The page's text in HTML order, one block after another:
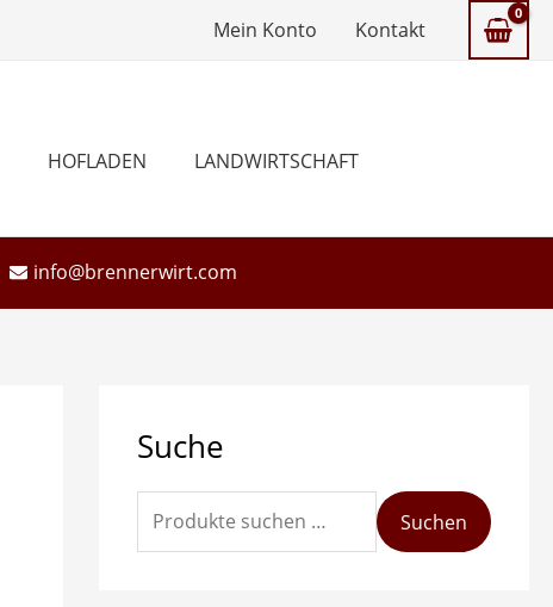
Mein Konto Kontakt
HOFLADEN LANDWIRTSCHAFT
info@brennerwirt.com
Suche
u
e
Suchen